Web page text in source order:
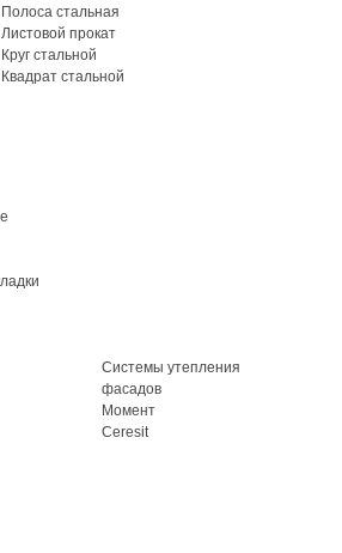
Полоса стальная
Листовой прокат
Круг стальной
Квадрат стальной
Системы утепления
фасадов
Момент
Ceresit